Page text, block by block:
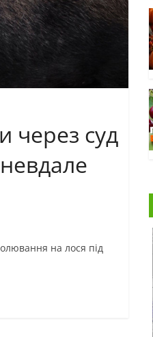
через суд
на лося під